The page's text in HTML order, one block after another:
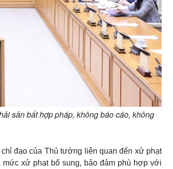
sản bất hợp pháp, không báo cáo, không
đạo của Thủ tướng liên quan đến xử phạt
xử phạt bổ sung, bảo đảm phù hợp với